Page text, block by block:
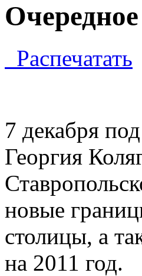
Очередное
Распечатать
7 декабря
Георгия
новые
столицы, а
на 2011 год.